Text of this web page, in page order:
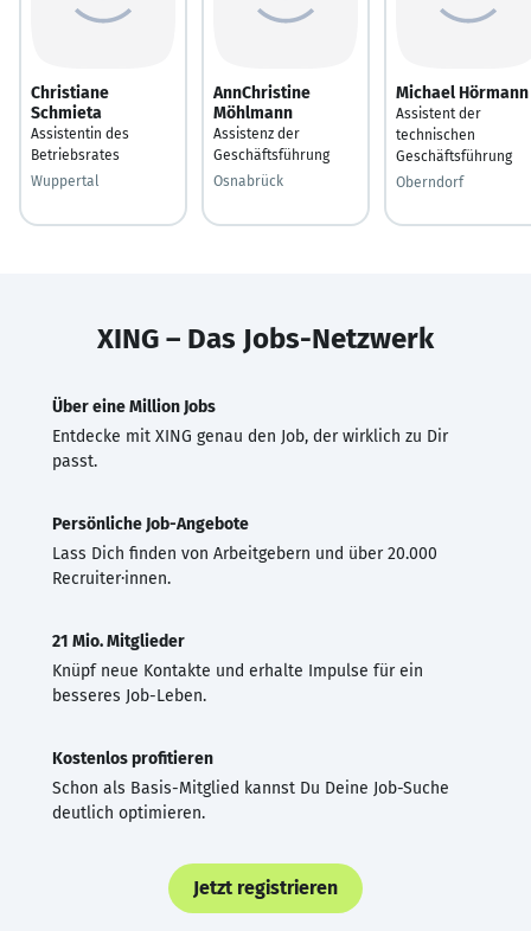
Christiane
Schmieta
Assistentin des
Betriebsrates
Wuppertal
AnnChristine
Möhlmann
Assistenz der
Geschäftsführung
Osnabrück
Michael Hörmann
Assistent der
technischen
Geschäftsführung
Oberndorf
XING – Das Jobs-Netzwerk
Über eine Million Jobs
Entdecke mit XING genau den Job, der wirklich zu Dir
passt.
Persönliche Job-Angebote
Lass Dich finden von Arbeitgebern und über 20.000
Recruiter·innen.
21 Mio. Mitglieder
Knüpf neue Kontakte und erhalte Impulse für ein
besseres Job-Leben.
Kostenlos profitieren
Schon als Basis-Mitglied kannst Du Deine Job-Suche
deutlich optimieren.
Jetzt registrieren